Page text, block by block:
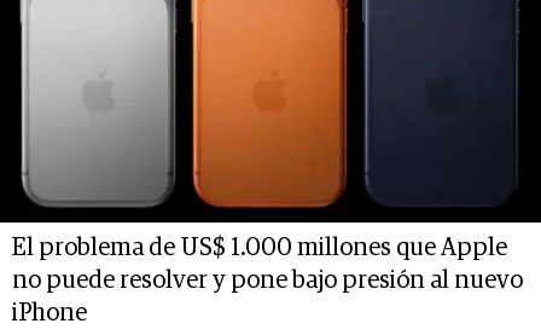
El problema de US$ 1.000 millones que Apple
no puede resolver y pone bajo presión al nuevo
iPhone